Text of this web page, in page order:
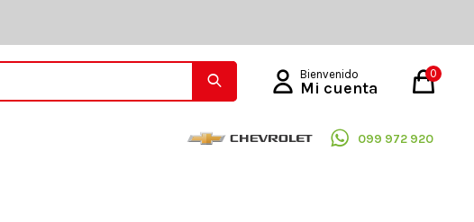
099 972 920
0